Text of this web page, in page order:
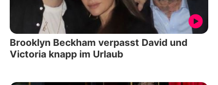
Brooklyn Beckham verpasst David und
Victoria knapp im Urlaub